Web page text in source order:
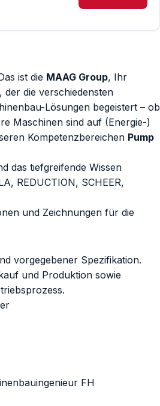
ist die MAAG Group, Ihr
der die verschiedensten
Lösungen begeistert – ob
Maschinen sind auf (Energie-)
Kompetenzbereichen Pump
das tiefgreifende Wissen
REDUCTION, SCHEER,
und Zeichnungen für die
vorgegebener Spezifikation.
und Produktion sowie
FH